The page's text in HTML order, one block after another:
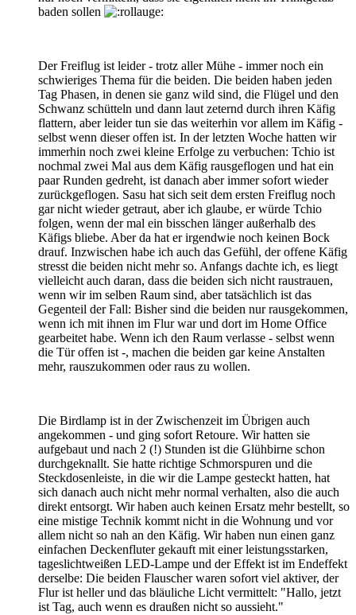
baden sollen
Der Freiflug ist leider - trotz aller Mühe - immer noch ein
schwieriges Thema für die beiden. Die beiden haben jeden
Tag Phasen, in denen sie ganz wild sind, die Flügel und den
Schwanz schütteln und dann laut zeternd durch ihren Käfig
flattern, aber leider tun sie das weiterhin vor allem im Käfig -
selbst wenn dieser offen ist. In der letzten Woche hatten wir
immerhin noch zwei kleine Erfolge zu verbuchen: Tchio ist
nochmal zwei Mal aus dem Käfig rausgeflogen und hat ein
paar Runden gedreht, ist danach aber immer sofort wieder
zurückgeflogen. Sasu hat sich seit dem ersten Freiflug noch
gar nicht wieder getraut, aber ich glaube, er würde Tchio
folgen, wenn der mal ein bisschen länger außerhalb des
Käfigs bliebe. Aber da hat er irgendwie noch keinen Bock
drauf. Inzwischen habe ich auch das Gefühl, der offene Käfig
stresst die beiden nicht mehr so. Anfangs dachte ich, es liegt
vielleicht auch daran, dass die beiden sich nicht raustrauen,
wenn wir im selben Raum sind, aber tatsächlich ist das
Gegenteil der Fall: Bisher sind die beiden nur rausgekommen,
wenn ich mit ihnen im Flur war und dort im Home Office
gearbeitet habe. Wenn ich den Raum verlasse - selbst wenn
die Tür offen ist -, machen die beiden gar keine Anstalten
mehr, rauszukommen oder raus zu wollen.
Die Birdlamp ist in der Zwischenzeit im Übrigen auch
angekommen - und ging sofort Retoure. Wir hatten sie
aufgebaut und nach 2 (!) Stunden ist die Glühbirne schon
durchgeknallt. Sie hatte richtige Schmorspuren und die
Steckdosenleiste, in die wir die Lampe gesteckt hatten, hat
sich danach auch nicht mehr normal verhalten, also die auch
direkt entsorgt. Wir haben auch keinen Ersatz mehr bestellt, so
eine mistige Technik kommt nicht in die Wohnung und vor
allem nicht so nah an den Käfig. Wir haben nun einen ganz
einfachen Deckenfluter gekauft mit einer leistungsstarken,
tageslichtweißen LED-Lampe und der Effekt ist im Endeffekt
derselbe: Die beiden Flauscher waren sofort viel aktiver, der
Flur ist heller und das bläuliche Licht vermittelt: "Hallo, jetzt
ist Tag, auch wenn es draußen nicht so aussieht."